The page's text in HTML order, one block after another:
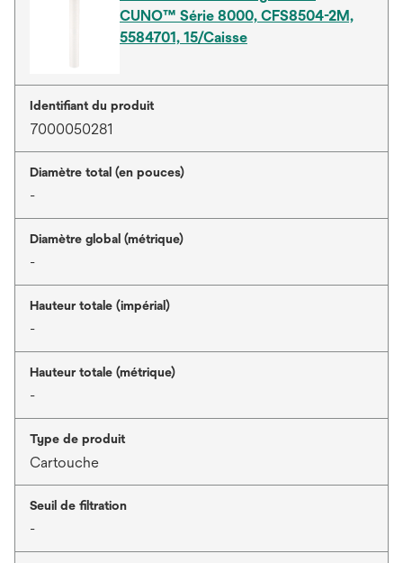
CUNO™ Série 8000, CFS8504-2M,
5584701, 15/Caisse
Identifiant du produit
7000050281
Diamètre total (en pouces)
-
Diamètre global (métrique)
-
Hauteur totale (impérial)
-
Hauteur totale (métrique)
-
Type de produit
Cartouche
Seuil de filtration
-